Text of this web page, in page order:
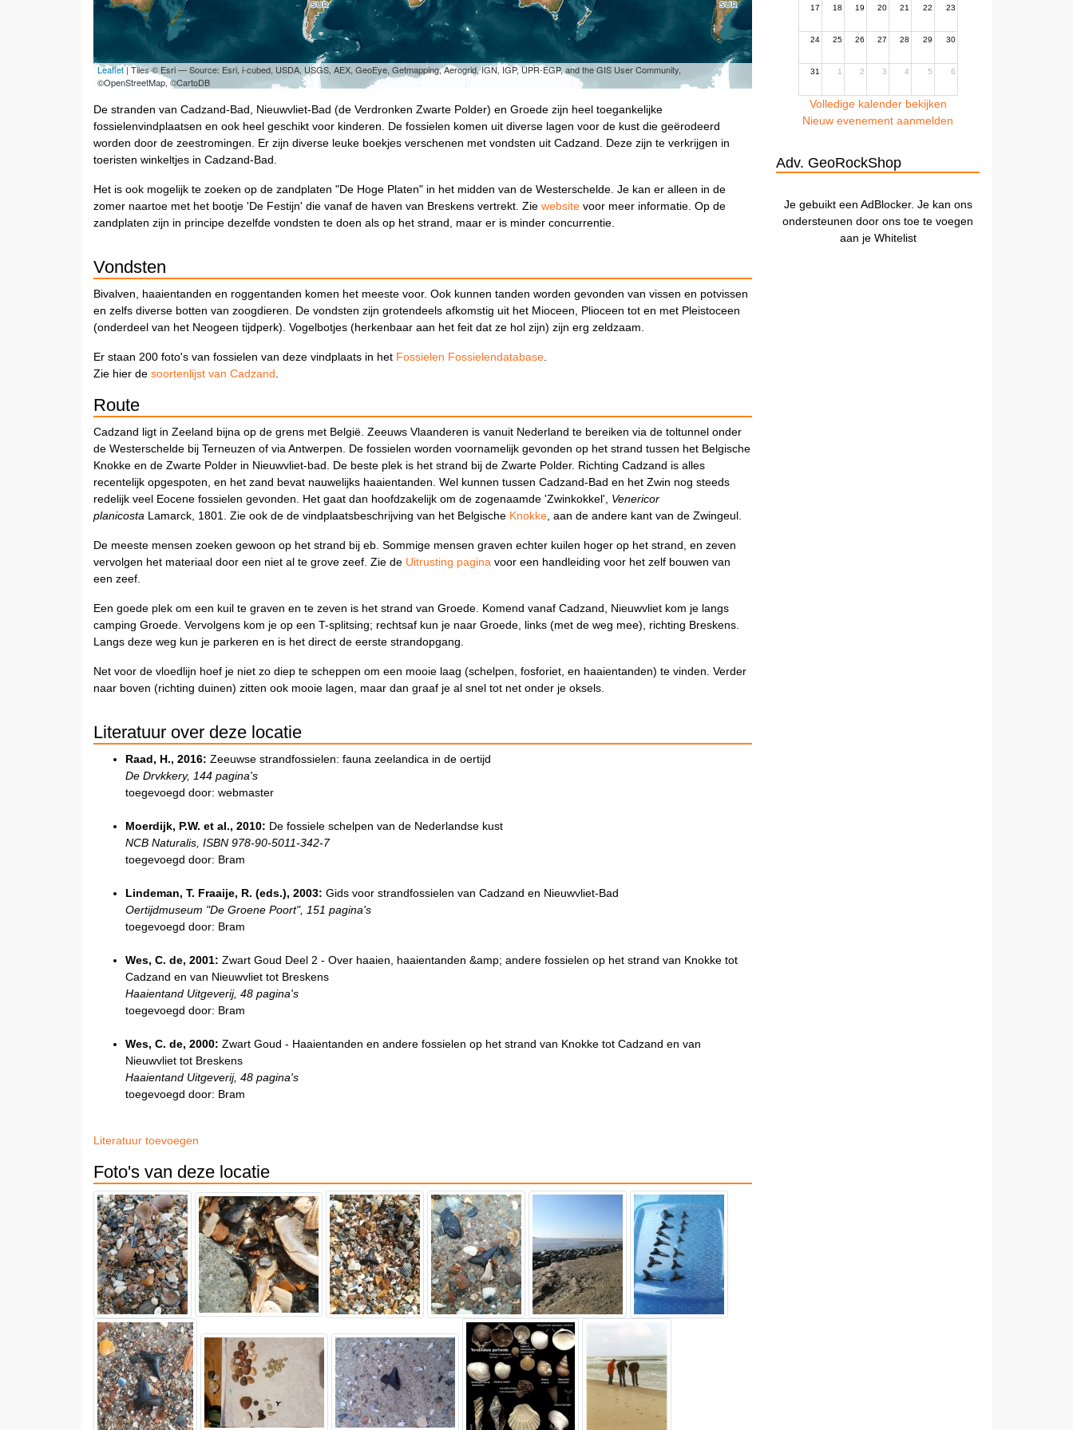
Leaflet| Tiles © Esri — Source: Esri, i-cubed, USDA, USGS, AEX, GeoEye, Getmapping, Aerogrid, IGN, IGP, UPR-EGP, and the GIS User Community,
©OpenStreetMap, ©CartoDB
De stranden van Cadzand-Bad, Nieuwvliet-Bad (de Verdronken Zwarte Polder) en Groede zijn heel toegankelijke
fossielenvindplaatsen en ook heel geschikt voor kinderen. De fossielen komen uit diverse lagen voor de kust die geërodeerd
worden door de zeestromingen. Er zijn diverse leuke boekjes verschenen met vondsten uit Cadzand. Deze zijn te verkrijgen in
toeristen winkeltjes in Cadzand-Bad.
Het is ook mogelijk te zoeken op de zandplaten "De Hoge Platen" in het midden van de Westerschelde. Je kan er alleen in de
zomer naartoe met het bootje 'De Festijn' die vanaf de haven van Breskens vertrekt. Zie website voor meer informatie. Op de
zandplaten zijn in principe dezelfde vondsten te doen als op het strand, maar er is minder concurrentie.
Vondsten
Bivalven, haaientanden en roggentanden komen het meeste voor. Ook kunnen tanden worden gevonden van vissen en potvissen
en zelfs diverse botten van zoogdieren. De vondsten zijn grotendeels afkomstig uit het Mioceen, Plioceen tot en met Pleistoceen
(onderdeel van het Neogeen tijdperk). Vogelbotjes (herkenbaar aan het feit dat ze hol zijn) zijn erg zeldzaam.
Er staan 200 foto's van fossielen van deze vindplaats in het Fossielen Fossielendatabase
Zie hier de soortenlijst van Cadzand
Route
Cadzand ligt in Zeeland bijna op de grens met België. Zeeuws Vlaanderen is vanuit Nederland te bereiken via de toltunnel onder
de Westerschelde bij Terneuzen of via Antwerpen. De fossielen worden voornamelijk gevonden op het strand tussen het Belgische
Knokke en de Zwarte Polder in Nieuwvliet-bad. De beste plek is het strand bij de Zwarte Polder. Richting Cadzand is alles
recentelijk opgespoten, en het zand bevat nauwelijks haaientanden. Wel kunnen tussen Cadzand-Bad en het Zwin nog steeds
redelijk veel Eocene fossielen gevonden. Het gaat dan hoofdzakelijk om de zogenaamde 'Zwinkokkel', Venericor
planicosta Lamarck, 1801. Zie ook de de vindplaatsbeschrijving van het Belgische Knokke , aan de andere kant van de Zwingeul.
De meeste mensen zoeken gewoon op het strand bij eb. Sommige mensen graven echter kuilen hoger op het strand, en zeven
vervolgen het materiaal door een niet al te grove zeef. Zie de Uitrusting pagina voor een handleiding voor het zelf bouwen van
een zeef.
Een goede plek om een kuil te graven en te zeven is het strand van Groede. Komend vanaf Cadzand, Nieuwvliet kom je langs
camping Groede. Vervolgens kom je op een T-splitsing; rechtsaf kun je naar Groede, links (met de weg mee), richting Breskens.
Langs deze weg kun je parkeren en is het direct de eerste strandopgang.
Net voor de vloedlijn hoef je niet zo diep te scheppen om een mooie laag (schelpen, fosforiet, en haaientanden) te vinden. Verder
naar boven (richting duinen) zitten ook mooie lagen, maar dan graaf je al snel tot net onder je oksels.
Literatuur over deze locatie
Raad, H., 2016: Zeeuwse strandfossielen: fauna zeelandica in de oertijd
De Drvkkery, 144 pagina's
toegevoegd door: webmaster
Moerdijk, P.W. et al., 2010: De fossiele schelpen van de Nederlandse kust
NCB Naturalis, ISBN 978-90-5011-342-7
toegevoegd door: Bram
Lindeman, T. Fraaije, R. (eds.), 2003: Gids voor strandfossielen van Cadzand en Nieuwvliet-Bad
Oertijdmuseum "De Groene Poort", 151 pagina's
toegevoegd door: Bram
Wes, C. de, 2001: Zwart Goud Deel 2 - Over haaien, haaientanden &amp; andere fossielen op het strand van Knokke tot
Cadzand en van Nieuwvliet tot Breskens
Haaientand Uitgeverij, 48 pagina's
toegevoegd door: Bram
Wes, C. de, 2000: Zwart Goud - Haaientanden en andere fossielen op het strand van Knokke tot Cadzand en van
Nieuwvliet tot Breskens
Haaientand Uitgeverij, 48 pagina's
toegevoegd door: Bram
Literatuur toevoegen
Foto's van deze locatie
17 18 19 20 21 22 23
24 25 26 27 28 29 30
31 1 2 3 4 5 6
Volledige kalender bekijken
Nieuw evenement aanmelden
Adv. GeoRockShop
Je gebuikt een AdBlocker. Je kan ons
ondersteunen door ons toe te voegen
aan je Whitelist